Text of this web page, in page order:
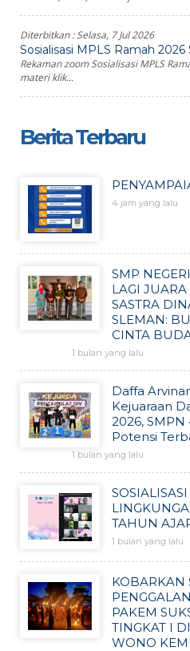
Diterbitkan :Selasa, 7 Jul 2026
Sosialisasi MPLS Ramah
Rekaman zoom Sosialisasi MPLS
materi klik...
Berita Terbaru
4 jam yang lalu
SMP
LAGI
SASTRA
SLEMAN:
CINTA
1 bulan yang lalu
Daffa
Kejuaraan
2026,
Potensi
1 bulan yang lalu
TAHUN
1 bulan yang lalu
KOBARKAN
PAKEM
TINGKAT I
WONO